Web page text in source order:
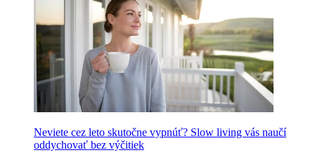
Neviete cez leto skutočne vypnúť? Slow living vás naučí
oddychovať bez výčitiek